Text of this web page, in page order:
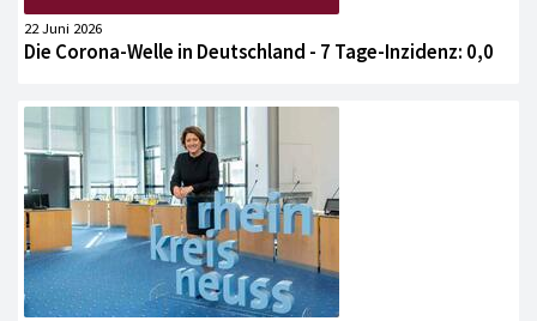
22 Juni 2026
Die Corona-Welle in Deutschland - 7 Tage-Inzidenz: 0,0